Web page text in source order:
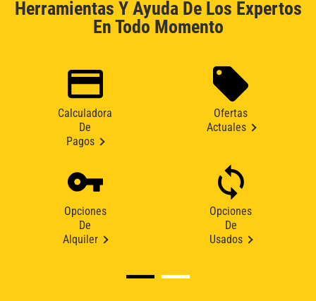
Herramientas Y Ayuda De Los Expertos
En Todo Momento
Calculadora
De
Pagos
Ofertas
Actuales
Opciones
De
Alquiler
Opciones
De
Usados